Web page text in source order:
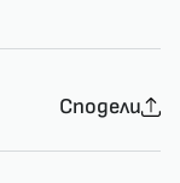
Сподели